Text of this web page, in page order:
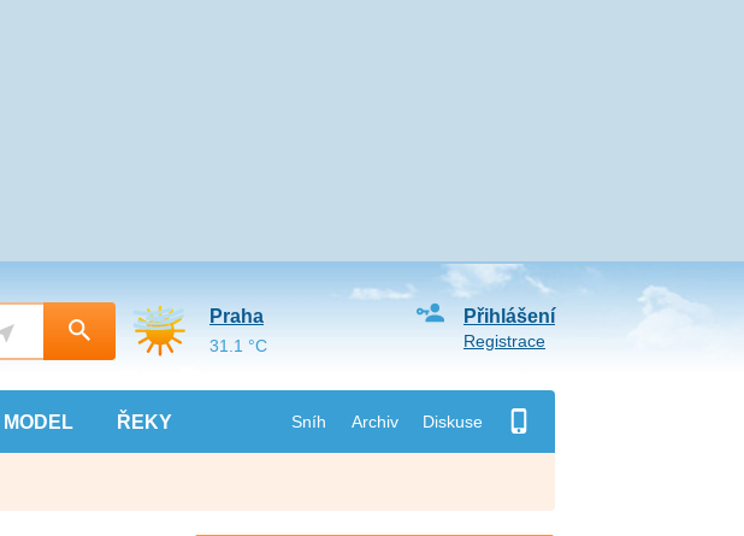
MODEL ŘEKY Sníh Archiv Diskuse
Přihlášení
Registrace
Praha
31.1 °C